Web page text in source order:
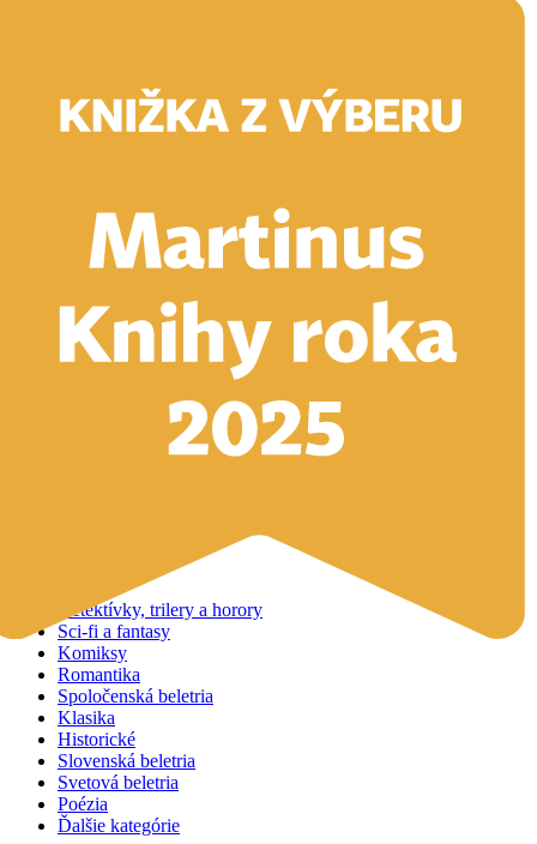
Vyhľadávanie
Vyhľadávanie
Detektívky, trilery a horory
Sci-fi a fantasy
Komiksy
Romantika
Spoločenská beletria
Klasika
Historické
Slovenská beletria
Svetová beletria
Poézia
Ďalšie kategórie